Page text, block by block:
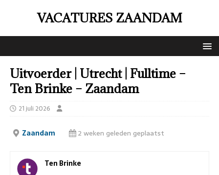
VACATURES ZAANDAM
Uitvoerder | Utrecht | Fulltime –
Ten Brinke – Zaandam
21 juli 2026
Zaandam 2 weken geleden geplaatst
Ten Brinke